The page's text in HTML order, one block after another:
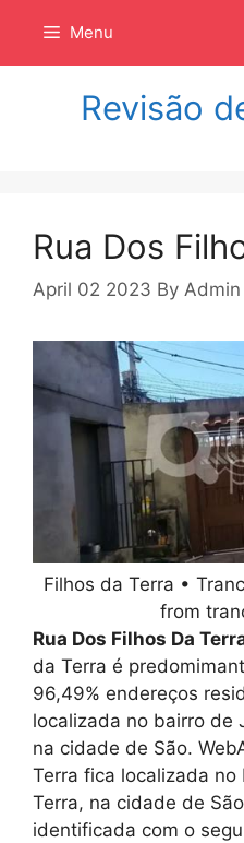
isi
Menu
Revisão
Rua Dos
April 02 2023 By Admin
Filhos da Terra •
from
Rua Dos Filhos Da
da Terra é
96,49% endereços
localizada no bairro de
na cidade de São.
Terra fica localizada
Terra, na cidade de
identificada com o